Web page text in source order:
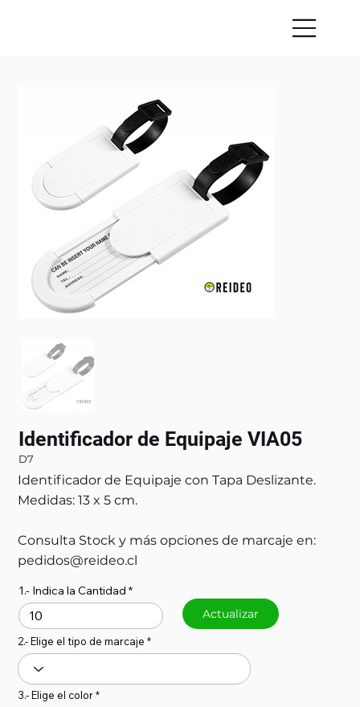
Identificador de Equipaje VIA05
D7
Identificador de Equipaje con Tapa Deslizante.
Medidas: 13 x 5 cm.
Consulta Stock y más opciones de marcaje en:
pedidos@reideo.cl
1.- Indica la Cantidad
Actualizar
2.- Elige el tipo de marcaje
3.- Elige el color